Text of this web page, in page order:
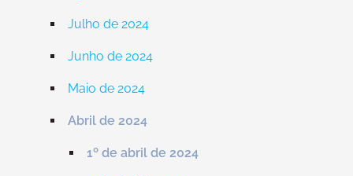
Julho de 2024
Junho de 2024
Maio de 2024
Abril de 2024
1º de abril de 2024